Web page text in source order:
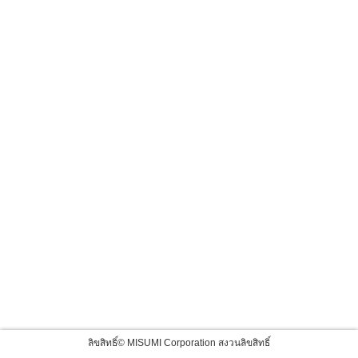
ลิขสิทธิ์© MISUMI Corporation สงวนลิขสิทธิ์